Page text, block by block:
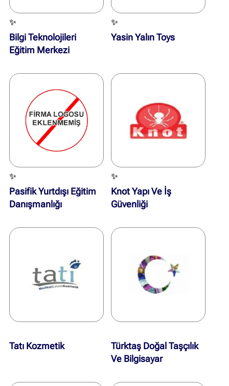
✨
Bilgi Teknolojileri
Eğitim Merkezi
✨
Yasin Yalın Toys
✨
Pasifik Yurtdışı Eğitim
Danışmanlığı
✨
Knot Yapı Ve İş
Güvenliği
Tatı Kozmetik
Türktaş Doğal Taşçılık
Ve Bilgisayar